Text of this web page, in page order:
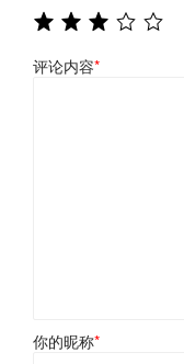
评论内容*
你的昵称*